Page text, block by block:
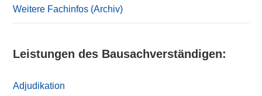
Weitere Fachinfos (Archiv)
Leistungen des Bausachverständigen:
Adjudikation